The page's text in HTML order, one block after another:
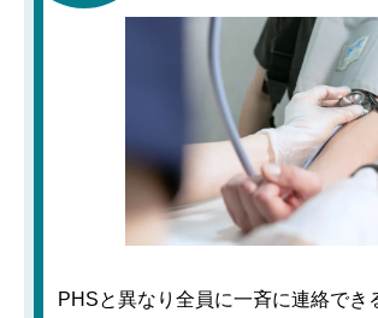
PHSと異なり全員に一斉に連絡でき